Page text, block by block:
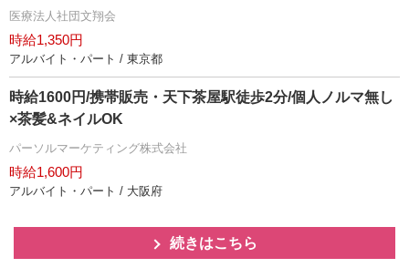
医療法人社団文翔会
時給1,350円
アルバイト・パート / 東京都
時給1600円/携帯販売・天下茶屋駅徒歩2分/個人ノルマ無し
×茶髪&ネイルOK
パーソルマーケティング株式会社
時給1,600円
アルバイト・パート / 大阪府
続きはこちら